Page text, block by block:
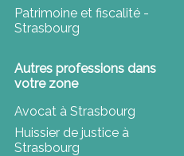
Patrimoine et fiscalité -
Strasbourg
Autres professions dans
votre zone
Avocat à Strasbourg
Huissier de justice à
Strasbourg